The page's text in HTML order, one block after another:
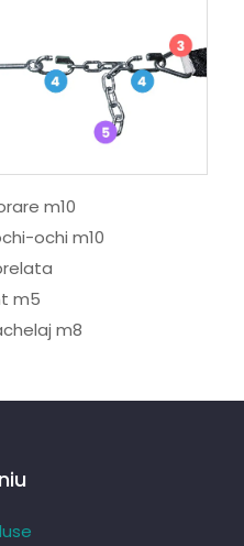
m10
ochi m10
m5
m8